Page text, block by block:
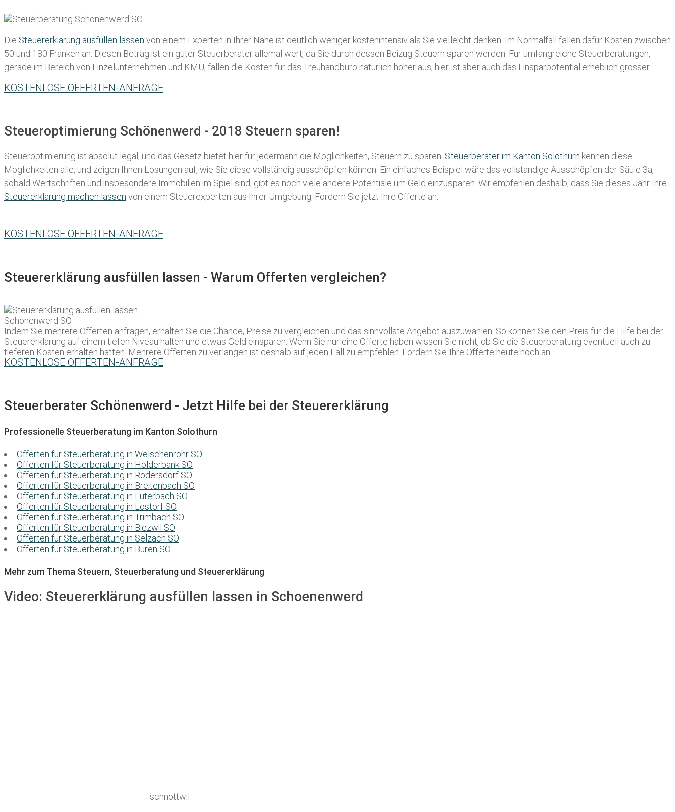
Die Steuererklärung ausfüllen lassen von einem Experten in Ihrer Nähe ist deutlich weniger kostenintensiv als Sie vielleicht denken. Im Normalfall fallen dafür Kosten zwischen
50 und 180 Franken an. Diesen Betrag ist ein guter Steuerberater allemal wert, da Sie durch dessen Beizug Steuern sparen werden. Für umfangreiche Steuerberatungen,
gerade im Bereich von Einzelunternehmen und KMU, fallen die Kosten für das Treuhandbüro natürlich höher aus, hier ist aber auch das Einsparpotential erheblich grösser.
KOSTENLOSE OFFERTEN-ANFRAGE
Steueroptimierung Schönenwerd - 2018 Steuern sparen!
Steueroptimierung ist absolut legal, und das Gesetz bietet hier für jedermann die Möglichkeiten, Steuern zu sparen. Steuerberater im K anton Solothurn kennen diese
Möglichkeiten alle, und zeigen Ihnen Lösungen auf, wie Sie diese vollständig ausschöpfen können. Ein einfaches Beispiel wäre das vollständige Ausschöpfen der Säule 3a,
sobald Wertschriften und insbesondere Immobilien im Spiel sind, gibt es noch viele andere Potentiale um Geld einzusparen. Wir empfehlen deshalb, dass Sie dieses Jahr Ihre
Steuererklärung machen lassen von einem Steuerexperten aus Ihrer Umgebung. Fordern Sie jetzt Ihre Offerte an:
KOSTENLOSE OFFERTEN-ANFRAGE
Steuererklärung ausfüllen lassen - Warum Offerten vergleichen?
Indem Sie mehrere Offerten anfragen, erhalten Sie die Chance, Preise zu vergleichen und das sinnvollste Angebot auszuwählen. So können Sie den Preis für die Hilfe bei der
Steuererklärung auf einem tiefen Niveau halten und etwas Geld einsparen. Wenn Sie nur eine Offerte haben wissen Sie nicht, ob Sie die Steuerberatung eventuell auch zu
tieferen Kosten erhalten hätten. Mehrere Offerten zu verlangen ist deshalb auf jeden Fall zu empfehlen. Fordern Sie Ihre Offerte heute noch an:
KOSTENLOSE OFFERTEN-ANFRAGE
Steuerberater Schönenwerd - Jetzt Hilfe bei der Steuererklärung
Professionelle Steuerberatung im Kanton Solothurn
Offerten für Steuerberatung in Welschenrohr SO
Offerten für Steuerberatung in Holderbank SO
Offerten für Steuerberatung in Rodersdorf SO
Offerten für Steuerberatung in Breitenbach SO
Offerten für Steuerberatung in Luterbach SO
Offerten für Steuerberatung in Lostorf SO
Offerten für Steuerberatung in Trimbach SO
Offerten für Steuerberatung in Biezwil SO
Offerten für Steuerberatung in Selzach SO
Offerten für Steuerberatung in Büren SO
Mehr zum Thema Steuern, Steuerberatung und Steuererklärung
Video: Steuererklärung ausfüllen lassen in Schoenenwerd
schnottwil